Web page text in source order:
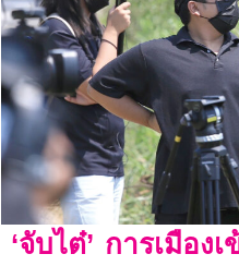
‘จับไต๋’ การเมือง